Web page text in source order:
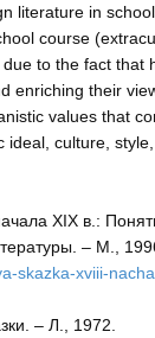
literature in
course
to the fact
enriching their
values that
culture,
XIX в.:
– М.,
skazka-xviii-
– Л., 1972.